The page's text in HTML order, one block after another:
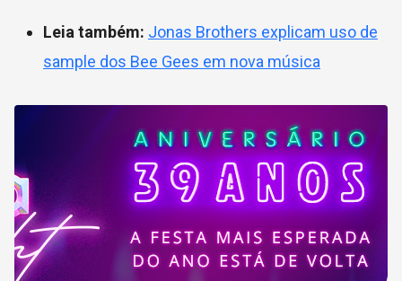
Leia também: Jonas Brothers explicam uso de
sample dos Bee Gees em nova música